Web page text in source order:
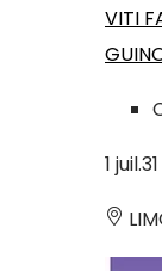
VITI
1 juil.31